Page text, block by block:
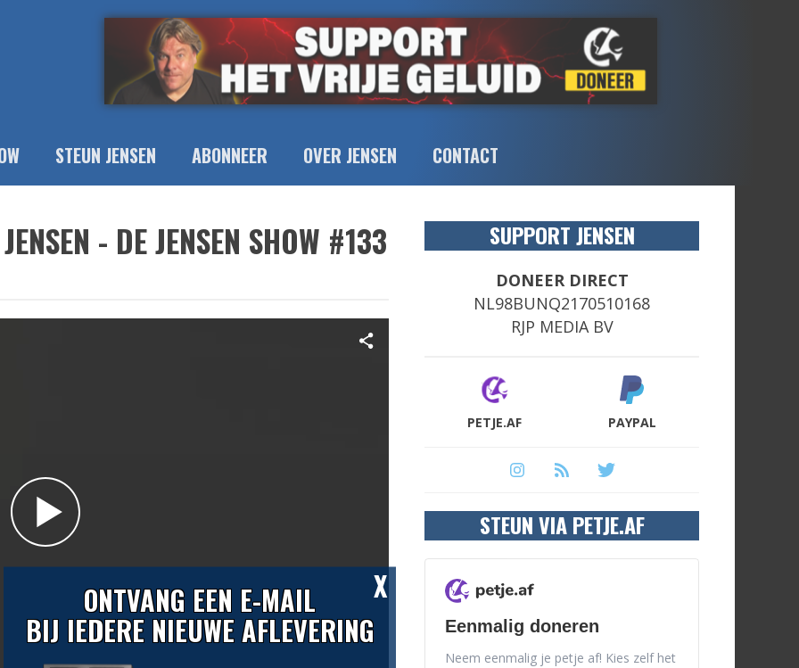
STEUN JENSEN ABONNEER OVER JENSEN CONTACT
- DE JENSEN SHOW #133 SUPPORT JENSEN
DONEER DIRECT
NL98BUNQ2170510168
RJP MEDIA BV
PETJE.AF PAYPAL
STEUN VIA PETJE.AF
Eenmalig doneren
Neem eenmalig je petje af! Kies zelf het
X
ONTVANG EEN E-MAIL
BIJ IEDERE NIEUWE AFLEVERING